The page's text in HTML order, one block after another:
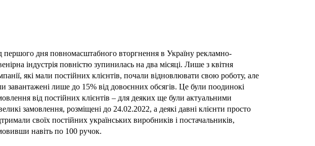
першого дня повномасштабного вторгнення в Україну рекламно-
індустрія повністю зупинилась на два місяці. Лише з квітня
які мали постійних клієнтів, почали відновлювати свою роботу, але
завантажені лише до 15% від довоєнних обсягів. Це були поодинокі
від постійних клієнтів – для деяких ще були актуальними
замовлення, розміщені до 24.02.2022, а деякі давні клієнти просто
своїх постійних українських виробників і постачальників,
навіть по 100 ручок.